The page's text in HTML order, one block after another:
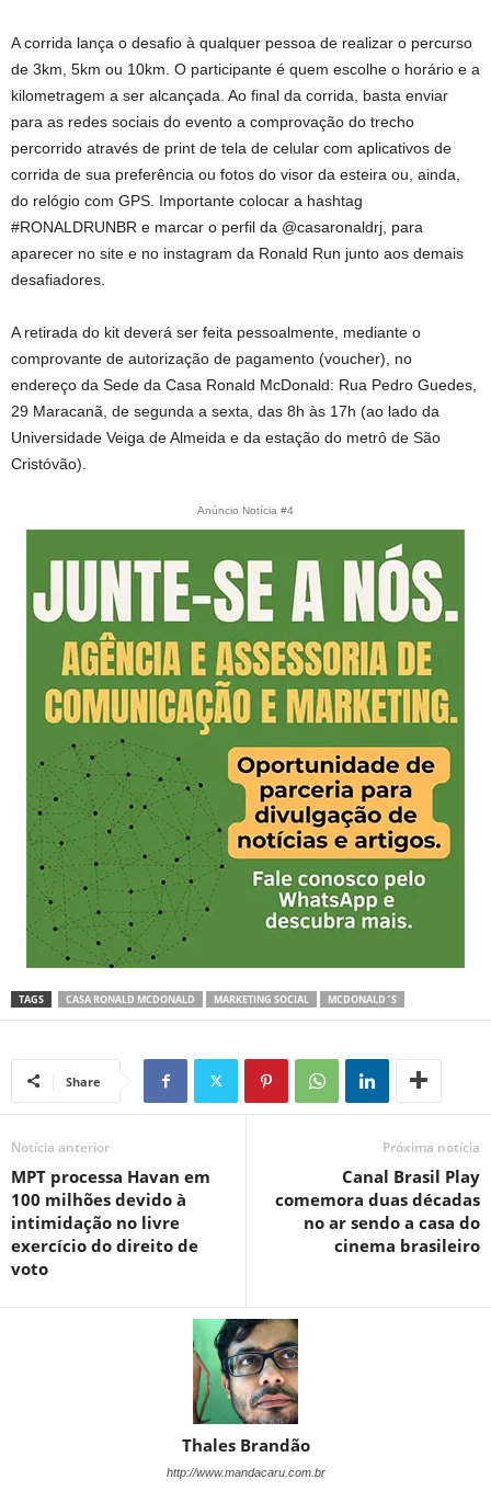
A corrida lança o desafio à qualquer pessoa de realizar o percurso
de 3km, 5km ou 10km. O participante é quem escolhe o horário e a
kilometragem a ser alcançada. Ao final da corrida, basta enviar
para as redes sociais do evento a comprovação do trecho
percorrido através de print de tela de celular com aplicativos de
corrida de sua preferência ou fotos do visor da esteira ou, ainda,
do relógio com GPS. Importante colocar a hashtag
#RONALDRUNBR e marcar o perfil da @casaronaldrj, para
aparecer no site e no instagram da Ronald Run junto aos demais
desafiadores.
A retirada do kit deverá ser feita pessoalmente, mediante o
comprovante de autorização de pagamento (voucher), no
endereço da Sede da Casa Ronald McDonald: Rua Pedro Guedes,
29 Maracanã, de segunda a sexta, das 8h às 17h (ao lado da
Universidade Veiga de Almeida e da estação do metrô de São
Cristóvão).
Anúncio Notícia #4
TAGS CASA RONALD MCDONALD MARKETING SOCIAL MCDONALD´S
Share
Notícia anterior
MPT processa Havan em
100 milhões devido à
intimidação no livre
exercício do direito de
voto
Próxima notícia
Canal Brasil Play
comemora duas décadas
no ar sendo a casa do
cinema brasileiro
Thales Brandão
http://www.mandacaru.com.br